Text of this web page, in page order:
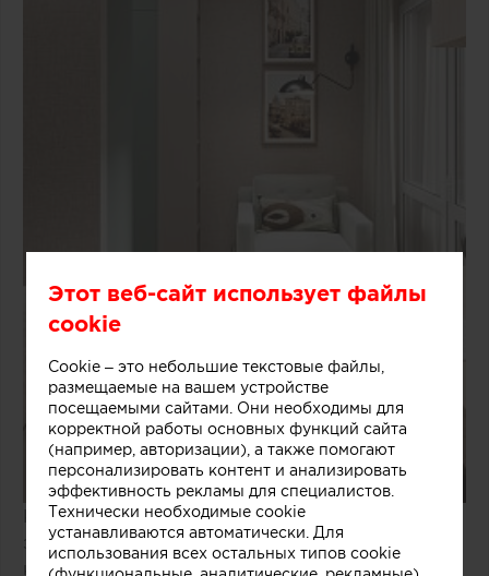
Компактная комната в современном стиле с
зонированием: спальная зона с лаконичной
кроватью, рабочая — с минималистичным
Этот веб-сайт использует файлы
cookie
Cookie – это небольшие текстовые файлы,
размещаемые на вашем устройстве
посещаемыми сайтами. Они необходимы для
корректной работы основных функций сайта
(например, авторизации), а также помогают
персонализировать контент и анализировать
эффективность рекламы для специалистов.
Технически необходимые cookie
устанавливаются автоматически. Для
использования всех остальных типов cookie